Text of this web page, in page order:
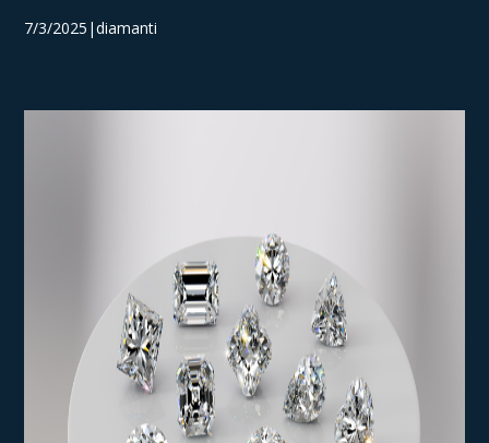
7/3/2025|diamanti